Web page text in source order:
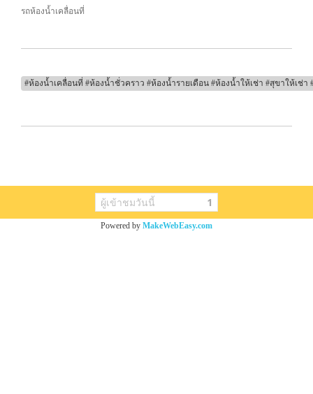
รถห้องน้ำเคลื่อนที่
#ห้องน้ำเคลื่อนที่ #ห้องน้ำชั่วคราว #ห้องน้ำรายเดือน #ห้องน้ำให้เช่า #สุขาให้เ
ผู้เข้าชมวันนี้ 1
Powered by MakeWebEasy.com